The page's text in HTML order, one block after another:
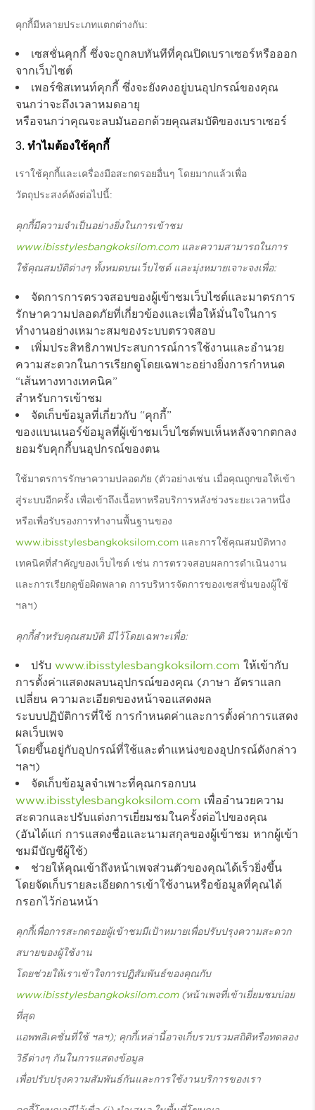
คุกกี้มีหลายประเภทแตกต่างกัน:
เซสชั่นคุกกี้ ซึ่งจะถูกลบทันทีที่คุณปิดเบราเซอร์หรือออก
จากเว็บไซต์
เพอร์ซิสเทนท์คุกกี้ ซึ่งจะยังคงอยู่บนอุปกรณ์ของคุณ
จนกว่าจะถึงเวลาหมดอายุ
หรือจนกว่าคุณจะลบมันออกด้วยคุณสมบัติของเบราเซอร์
ทำไมต้องใช้คุกกี้
เราใช้คุกกี้และเครื่องมือสะกดรอยอื่นๆ โดยมากแล้วเพื่อ
วัตถุประสงค์ดังต่อไปนี้:
คุกกี้มีความจำเป็นอย่างยิ่งในการเข้าชม
www.ibisstylesbangkoksilom.com และความสามารถในการ
ใช้คุณสมบัติต่างๆ ทั้งหมดบนเว็บไซต์ และมุ่งหมายเจาะจงเพื่อ:
จัดการการตรวจสอบของผู้เข้าชมเว็บไซต์และมาตรการ
รักษาความปลอดภัยที่เกี่ยวข้องและเพื่อให้มั่นใจในการ
ทำงานอย่างเหมาะสมของระบบตรวจสอบ
เพิ่มประสิทธิภาพประสบการณ์การใช้งานและอำนวย
ความสะดวกในการเรียกดูโดยเฉพาะอย่างยิ่งการกำหนด
“เส้นทางทางเทคนิค”
สำหรับการเข้าชม
จัดเก็บข้อมูลที่เกี่ยวกับ “คุกกี้”
ของแบนเนอร์ข้อมูลที่ผู้เข้าชมเว็บไซต์พบเห็นหลังจากตกลง
ยอมรับคุกกี้บนอุปกรณ์ของตน
ใช้มาตรการรักษาความปลอดภัย (ตัวอย่างเช่น เมื่อคุณถูกขอให้เข้า
สู่ระบบอีกครั้ง เพื่อเข้าถึงเนื้อหาหรือบริการหลังช่วงระยะเวลาหนึ่ง
หรือเพื่อรับรองการทำงานพื้นฐานของ
www.ibisstylesbangkoksilom.com และการใช้คุณสมบัติทาง
เทคนิคที่สำคัญของเว็บไซต์ เช่น การตรวจสอบผลการดำเนินงาน
และการเรียกดูข้อผิดพลาด การบริหารจัดการของเซสชั่นของผู้ใช้
ฯลฯ)
คุกกี้สำหรับคุณสมบัติ มีไว้โดยเฉพาะเพื่อ:
ปรับwww.ibisstylesbangkoksilom.com ให้เข้ากับ
การตั้งค่าแสดงผลบนอุปกรณ์ของคุณ (ภาษา อัตราแลก
เปลี่ยน ความละเอียดของหน้าจอแสดงผล
ระบบปฏิบัติการที่ใช้ การกำหนดค่าและการตั้งค่าการแสดง
ผลเว็บเพจ
โดยขึ้นอยู่กับอุปกรณ์ที่ใช้และตำแหน่งของอุปกรณ์ดังกล่าว
ฯลฯ)
จัดเก็บข้อมูลจำเพาะที่คุณกรอกบน
www.ibisstylesbangkoksilom.com เพื่ออำนวยความ
สะดวกและปรับแต่งการเยี่ยมชมในครั้งต่อไปของคุณ
(อันได้แก่ การแสดงชื่อและนามสกุลของผู้เข้าชม หากผู้เข้า
ชมมีบัญชีผู้ใช้)
ช่วยให้คุณเข้าถึงหน้าเพจส่วนตัวของคุณได้เร็วยิ่งขึ้น
โดยจัดเก็บรายละเอียดการเข้าใช้งานหรือข้อมูลที่คุณได้
กรอกไว้ก่อนหน้า
คุกกี้เพื่อการสะกดรอยผู้เข้าชมมีเป้าหมายเพื่อปรับปรุงความสะดวก
สบายของผู้ใช้งาน
โดยช่วยให้เราเข้าใจการปฏิสัมพันธ์ของคุณกับ
www.ibisstylesbangkoksilom.com(หน้าเพจที่เข้าเยี่ยมชมบ่อย
ที่สุด
แอพพลิเคชั่นที่ใช้ ฯลฯ); คุกกี้เหล่านี้อาจเก็บรวบรวมสถิติหรือทดลอง
วิธีต่างๆ กันในการแสดงข้อมูล
เพื่อปรับปรุงความสัมพันธ์กันและการใช้งานบริการของเรา